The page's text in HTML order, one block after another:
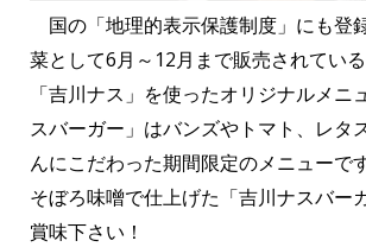
国の「地理的表示保護制度」にも登
菜として6月～12月まで販売されている
「吉川ナス」を使ったオリジナルメニ
スバーガー」はバンズやトマト、レタ
んにこだわった期間限定のメニューで
そぼろ味噌で仕上げた「吉川ナスバー
賞味下さい！